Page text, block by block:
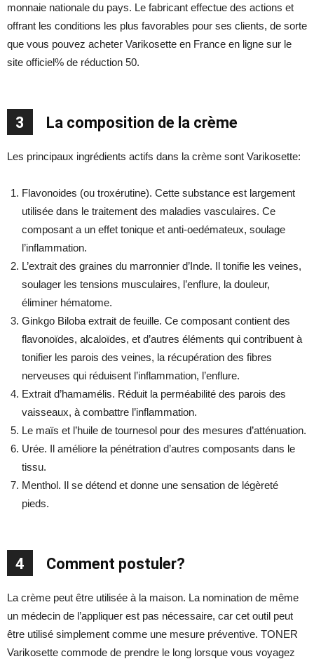
monnaie nationale du pays. Le fabricant effectue des actions et
offrant les conditions les plus favorables pour ses clients, de sorte
que vous pouvez acheter Varikosette en France en ligne sur le
site officiel% de réduction 50.
3 La composition de la crème
Les principaux ingrédients actifs dans la crème sont Varikosette:
Flavonoides (ou troxérutine). Cette substance est largement
utilisée dans le traitement des maladies vasculaires. Ce
composant a un effet tonique et anti-oedémateux, soulage
l’inflammation.
L’extrait des graines du marronnier d’Inde. Il tonifie les veines,
soulager les tensions musculaires, l’enflure, la douleur,
éliminer hématome.
Ginkgo Biloba extrait de feuille. Ce composant contient des
flavonoïdes, alcaloïdes, et d’autres éléments qui contribuent à
tonifier les parois des veines, la récupération des fibres
nerveuses qui réduisent l’inflammation, l’enflure.
Extrait d’hamamélis. Réduit la perméabilité des parois des
vaisseaux, à combattre l’inflammation.
Le maïs et l’huile de tournesol pour des mesures d’atténuation.
Urée. Il améliore la pénétration d’autres composants dans le
tissu.
Menthol. Il se détend et donne une sensation de légèreté
pieds.
4 Comment postuler?
La crème peut être utilisée à la maison. La nomination de même
un médecin de l’appliquer est pas nécessaire, car cet outil peut
être utilisé simplement comme une mesure préventive. TONER
Varikosette commode de prendre le long lorsque vous voyagez